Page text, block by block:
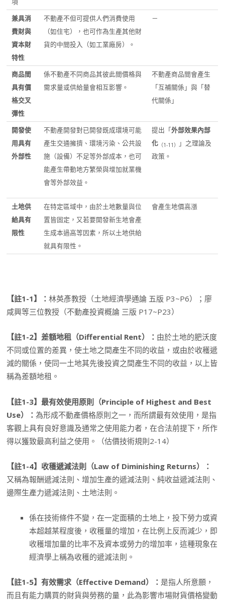
兼具消
費財與
資本財
特性
不動產不但可提供人們消費使用
（如住宅），也可作為生產其他財
貨的中間投入（如工業廠房）。
－
商品間
具有價
格交叉
彈性
係不動產不同商品其彼此間價格與
需求量或供給量會相互影響。
不動產商品間會產生
「互補關係」與「替
代關係」
開發使
用具有
外部性
不動產開發對已開發既成環境可能
產生交通擁擠、環境污染、公共設
施（設備）不足等外部成本，也可
能產生帶動地方繁榮與增加就業機
會等外部效益。
提出「外部效果內部
化 （1-11）」之理論及
政策。
土地供
給具有
限性
在特定區域中，由於土地數量與位
置皆固定，又若要開發新生地會產
生成本過高等因素，所以土地供給
就具有限性。
會產生地價高漲
【註1-1】：林英彥教授（土地經濟學通論 五版 P3~P6）；廖
咸興等三位教授（不動產投資概論 三版 P17~P23）
【註1-2】差額地租（Differential Rent）： 由於土地的肥沃度
不同或位置的差異，使土地之間產生不同的收益，或由於收穫遞
減的關係，使同一土地其先後投資之間產生不同的收益，以上皆
稱為差額地租。
【註1-3】最有效使用原則（Principle of Highest and Best
Use）：為形成不動產價格原則之一，而所謂最有效使用，是指
客觀上具有良好意識及通常之使用能力者，在合法前提下，所作
得以獲致最高利益之使用。（估價技術規則2-14）
【註1-4】收穫遞減法則（Law of Diminishing Returns）：
又稱為報酬遞減法則、增加生產的遞減法則、純收益遞減法則、
邊際生產力遞減法則、土地法則。
係在技術條件不變，在一定面積的土地上，投下勞力或資
本超越某程度後，收穫量的增加，在比例上反而減少，即
收穫增加量的比率不及資本或勞力的增加率，這種現象在
經濟學上稱為收穫的遞減法則。
【註1-5】有效需求（Effective Demand）： 是指人所意願，
而且有能力購買的財貨與勞務的量，此為影響市場財貨價格變動